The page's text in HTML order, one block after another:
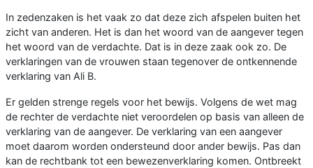
In zedenzaken is het vaak zo dat deze zich afspelen buiten het
zicht van anderen. Het is dan het woord van de aangever tegen
het woord van de verdachte. Dat is in deze zaak ook zo. De
verklaringen van de vrouwen staan tegenover de ontkennende
verklaring van Ali B.
Er gelden strenge regels voor het bewijs. Volgens de wet mag
de rechter de verdachte niet veroordelen op basis van alleen de
verklaring van de aangever. De verklaring van een aangever
moet daarom worden ondersteund door ander bewijs. Pas dan
kan de rechtbank tot een bewezenverklaring komen. Ontbreekt